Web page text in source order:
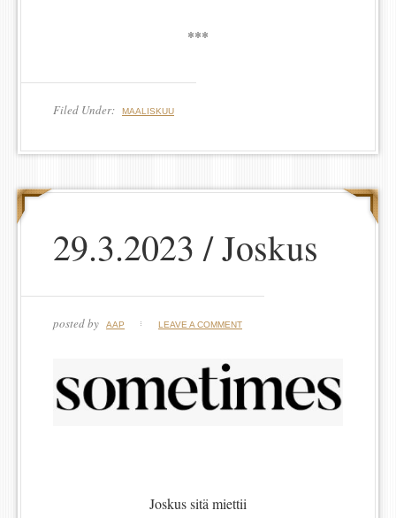
***
Filed Under: MAALISKUU
29.3.2023 / Joskus
posted by AAP LEAVE A COMMENT
Joskus sitä miettii